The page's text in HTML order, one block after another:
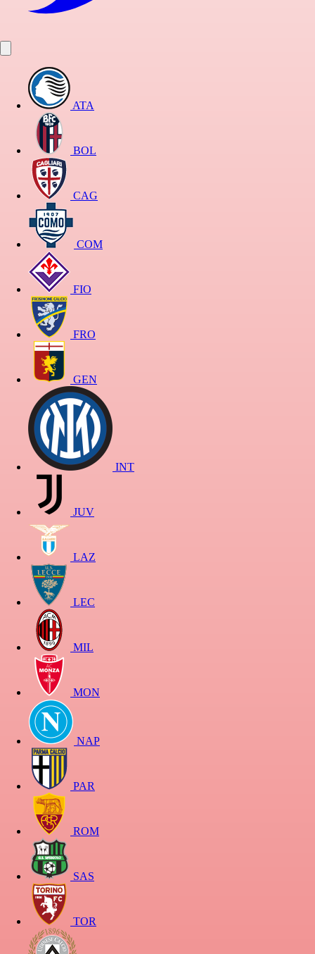
ATA
BOL
CAG
COM
FIO
FRO
GEN
INT
JUV
LAZ
LEC
MIL
MON
NAP
PAR
ROM
SAS
TOR